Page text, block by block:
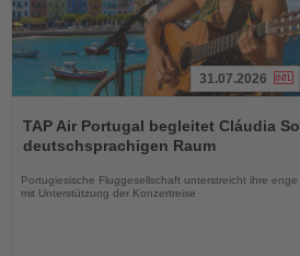
Sie
die
31.07.2026
TAP Air Portugal begleitet Cláudia
deutschsprachigen Raum
Portugiesische Fluggesellschaft unterstreicht ihre
mit Unterstützung der Konzertreise